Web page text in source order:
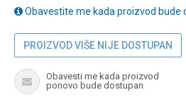
(SP172134)
(SP172133)
Obavestite me kada proizvod bude
PROIZVOD VIŠE NIJE DOSTUPAN
Obavesti me kada proizvod
ponovo bude dostupan